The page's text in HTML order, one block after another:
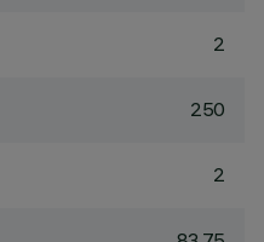
2
250
2